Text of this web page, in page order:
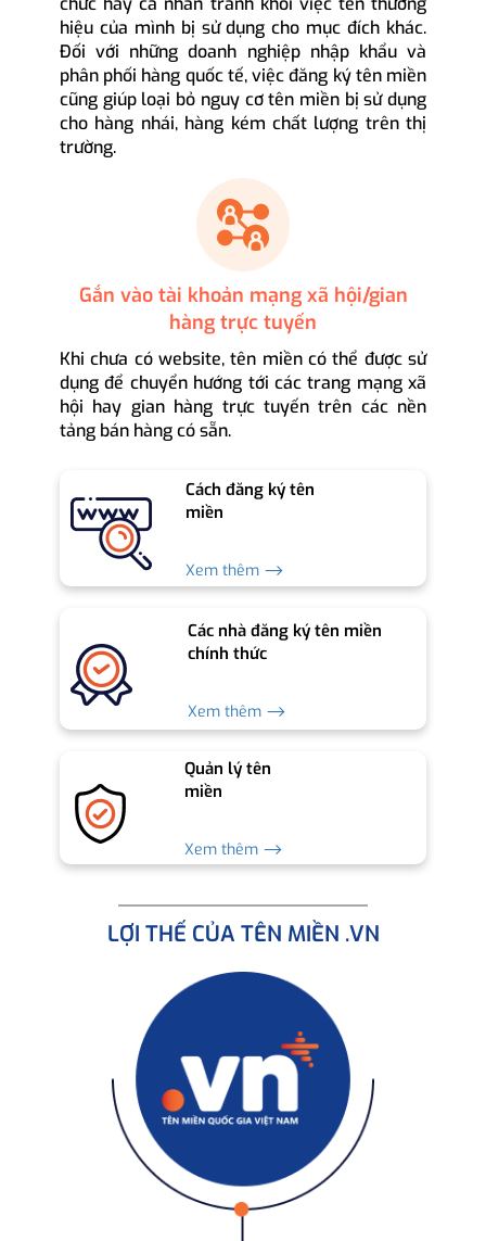
hiệu của mình bị sử dụng cho mục đích khác.
Đối với những doanh nghiệp nhập khẩu và
phân phối hàng quốc tế, việc đăng ký tên miền
cũng giúp loại bỏ nguy cơ tên miền bị sử dụng
cho hàng nhái, hàng kém chất lượng trên thị
trường.
Gắn vào tài khoản mạng xã hội/gian
hàng trực tuyến
Khi chưa có website, tên miền có thể được sử
dụng để chuyển hướng tới các trang mạng xã
hội hay gian hàng trực tuyến trên các nền
tảng bán hàng có sẵn.
Cách đăng ký tên
miền
Xem thêm ⟶
Các nhà đăng ký tên miền
chính thức
Xem thêm ⟶
Quản lý tên
miền
Xem thêm ⟶
LỢI THẾ CỦA TÊN MIỀN .VN